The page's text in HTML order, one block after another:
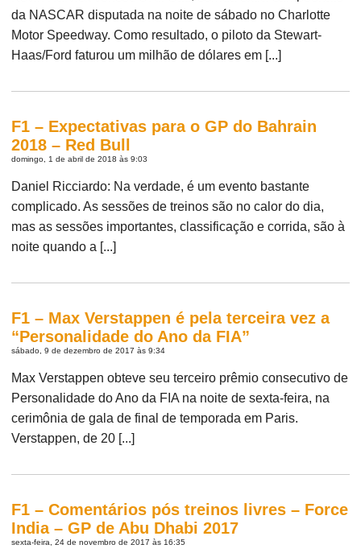
da NASCAR disputada na noite de sábado no Charlotte
Motor Speedway. Como resultado, o piloto da Stewart-
Haas/Ford faturou um milhão de dólares em [...]
F1 – Expectativas para o GP do Bahrain
2018 – Red Bull
domingo, 1 de abril de 2018 às 9:03
Daniel Ricciardo: Na verdade, é um evento bastante
complicado. As sessões de treinos são no calor do dia,
mas as sessões importantes, classificação e corrida, são à
noite quando a [...]
F1 – Max Verstappen é pela terceira vez a
“Personalidade do Ano da FIA”
sábado, 9 de dezembro de 2017 às 9:34
Max Verstappen obteve seu terceiro prêmio consecutivo de
Personalidade do Ano da FIA na noite de sexta-feira, na
cerimônia de gala de final de temporada em Paris.
Verstappen, de 20 [...]
F1 – Comentários pós treinos livres – Force
India – GP de Abu Dhabi 2017
sexta-feira, 24 de novembro de 2017 às 16:35